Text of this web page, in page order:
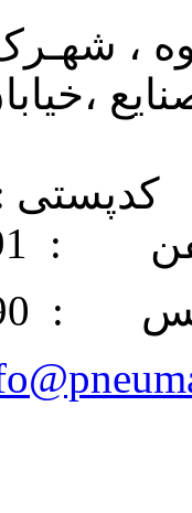
،
کدپستی :
55274491 ـ 021
- 021